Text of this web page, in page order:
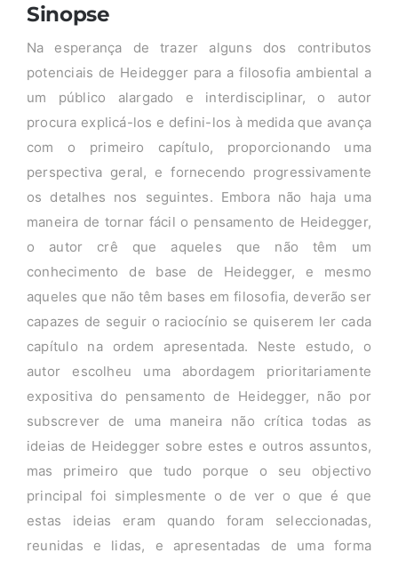
Sinopse
Na esperança de trazer alguns dos contributos
potenciais de Heidegger para a filosofia ambiental a
um público alargado e interdisciplinar, o autor
procura explicá-los e defini-los à medida que avança
com o primeiro capítulo, proporcionando uma
perspectiva geral, e fornecendo progressivamente
os detalhes nos seguintes. Embora não haja uma
maneira de tornar fácil o pensamento de Heidegger,
o autor crê que aqueles que não têm um
conhecimento de base de Heidegger, e mesmo
aqueles que não têm bases em filosofia, deverão ser
capazes de seguir o raciocínio se quiserem ler cada
capítulo na ordem apresentada. Neste estudo, o
autor escolheu uma abordagem prioritariamente
expositiva do pensamento de Heidegger, não por
subscrever de uma maneira não crítica todas as
ideias de Heidegger sobre estes e outros assuntos,
mas primeiro que tudo porque o seu objectivo
principal foi simplesmente o de ver o que é que
estas ideias eram quando foram seleccionadas,
reunidas e lidas, e apresentadas de uma forma